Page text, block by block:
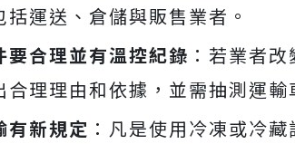
括運送、倉儲與販售業者。
要合理並有溫控紀錄 ：若業者
合理理由和依據，並需抽測運輸
有新規定 ：凡是使用冷凍或冷